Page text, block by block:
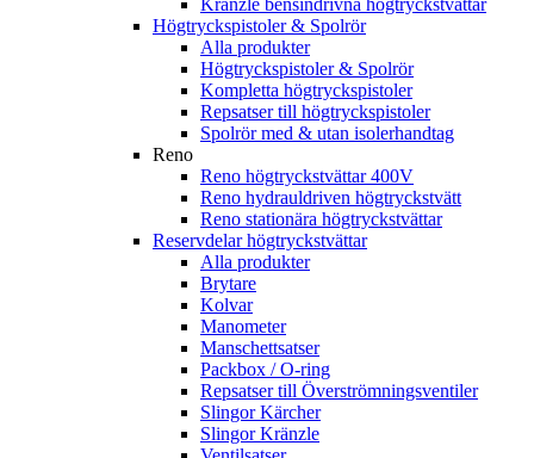
Kränzle bensindrivna högtryckstvättar
Högtryckspistoler & Spolrör
Alla produkter
Högtryckspistoler & Spolrör
Kompletta högtryckspistoler
Repsatser till högtryckspistoler
Spolrör med & utan isolerhandtag
Reno
Reno högtryckstvättar 400V
Reno hydrauldriven högtryckstvätt
Reno stationära högtryckstvättar
Reservdelar högtryckstvättar
Alla produkter
Brytare
Kolvar
Manometer
Manschettsatser
Packbox / O-ring
Repsatser till Överströmningsventiler
Slingor Kärcher
Slingor Kränzle